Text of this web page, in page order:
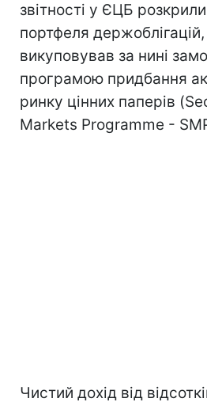
звітності у ЄЦБ
портфеля держоблігацій,
викуповував за нині
програмою придбання
ринку цінних паперів
Markets Programme -
Чистий дохід від